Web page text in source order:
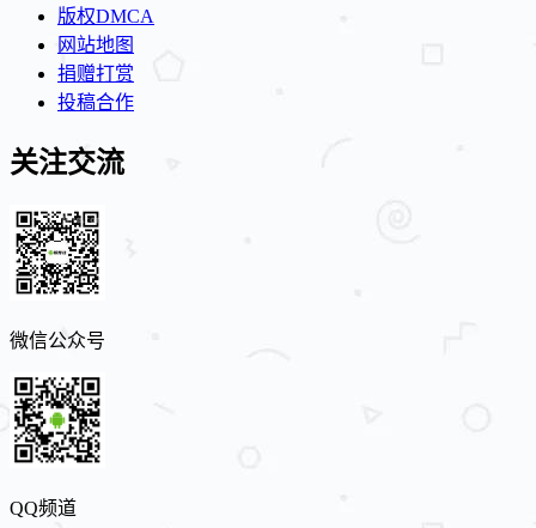
版权DMCA
网站地图
捐赠打赏
投稿合作
关注交流
微信公众号
QQ频道